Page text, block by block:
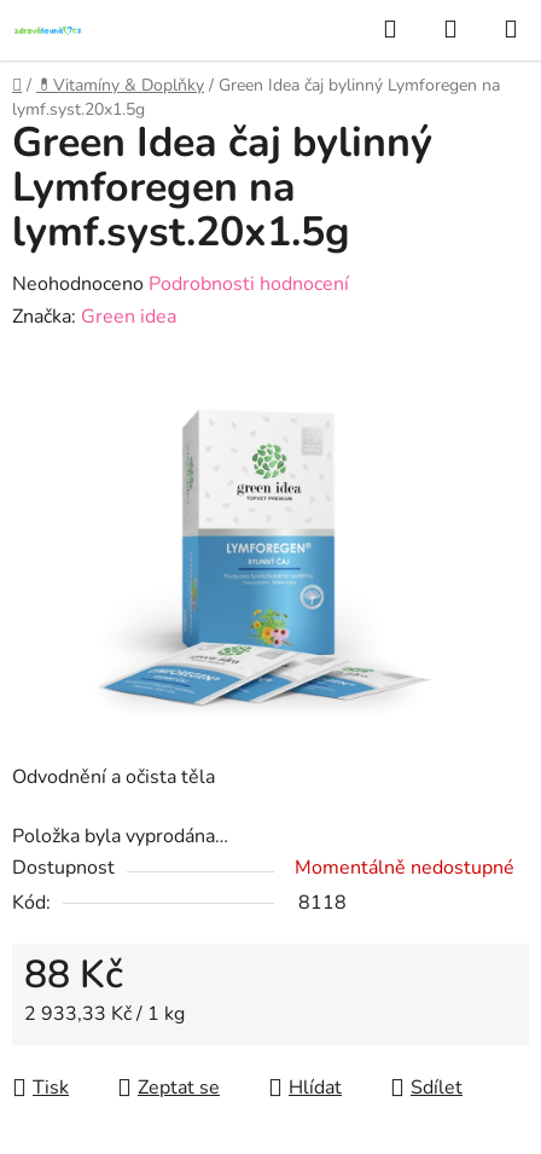
na
obsah
Hledat
KOŠÍK
Domů
/ 💊Vitamíny & Doplňky / Green Idea čaj bylinný Lymforegen na
lymf.syst.20x1.5g
Odvodnění a očista těla
Položka byla vyprodána…
Dostupnost
Momentálně nedostupné
Kód:
8118
88 Kč
Měrná cena:
2 933,33 Kč / 1 kg
Tisk Zeptat se Hlídat Sdílet
Green Idea čaj bylinný
Lymforegen na
lymf.syst.20x1.5g
Průměrné
hodnocení
Neohodnoceno Podrobnosti hodnocení
Značka: Green idea